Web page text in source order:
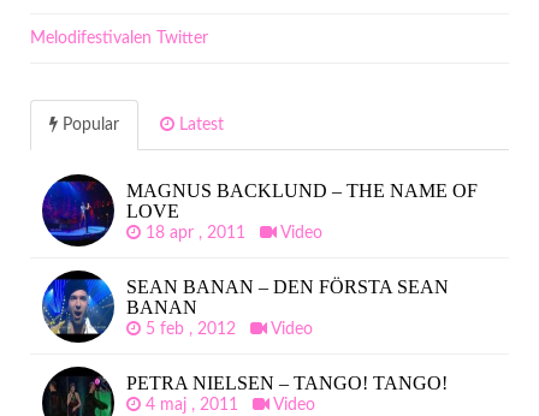
Melodifestivalen Twitter
Popular Latest
MAGNUS BACKLUND – THE NAME OF
LOVE
18 apr , 2011 Video
SEAN BANAN – DEN FÖRSTA SEAN
BANAN
5 feb , 2012 Video
PETRA NIELSEN – TANGO! TANGO!
4 maj , 2011 Video